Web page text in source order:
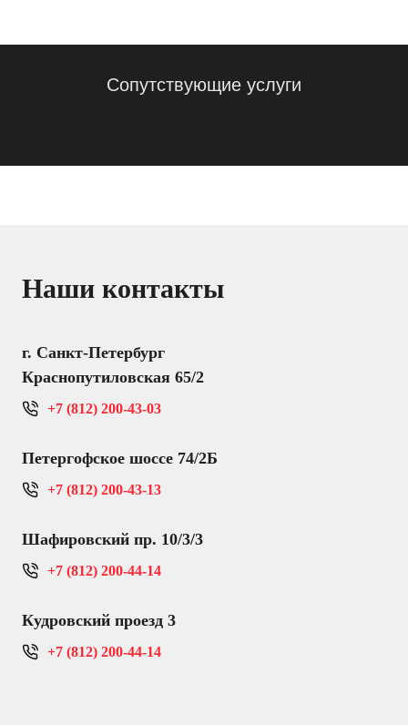
Сопутствующие услуги
Наши контакты
г. Санкт-Петербург
Краснопутиловская 65/2
+7 (812) 200-43-03
Петергофское шоссе 74/2Б
+7 (812) 200-43-13
Шафировский пр. 10/3/3
+7 (812) 200-44-14
Кудровский проезд 3
+7 (812) 200-44-14